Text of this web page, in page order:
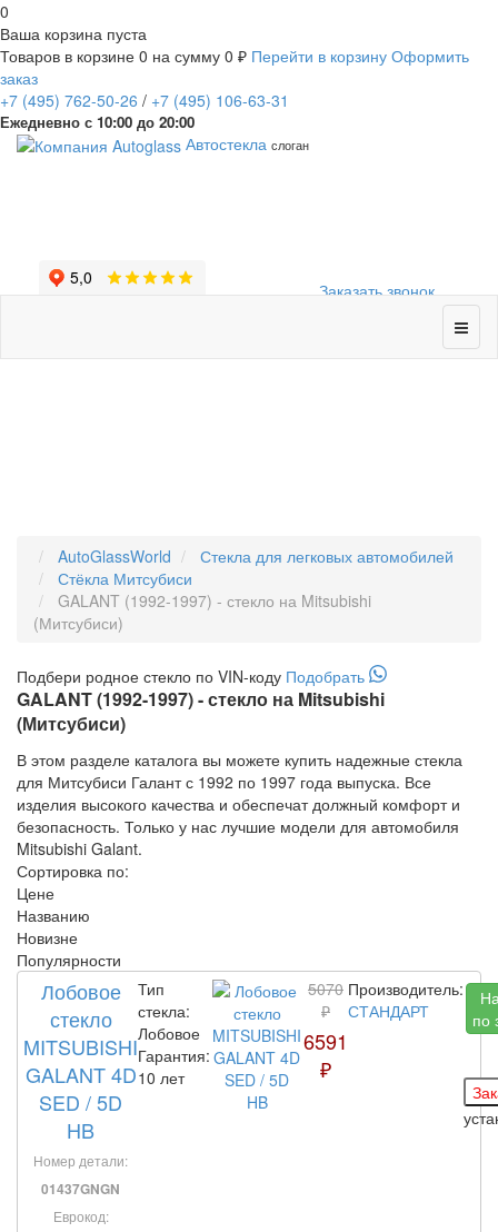
0
Ваша корзина пуста
Товаров в корзине 0 на сумму 0 ₽ Перейти в корзину Оформить
заказ
+7 (495) 762-50-26 / +7 (495) 106-63-31
Ежедневно с 10:00 до 20:00
Заказать звонок
Автостекла слоган
AutoGlassWorld
Стекла для легковых автомобилей
Стёкла Митсубиси
GALANT (1992-1997) - стекло на Mitsubishi
(Митсубиси)
Подбери родное стекло по VIN-коду Подобрать
GALANT (1992-1997) - стекло на Mitsubishi
(Митсубиси)
В этом разделе каталога вы можете купить надежные стекла
для Митсубиси Галант с 1992 по 1997 года выпуска. Все
изделия высокого качества и обеспечат должный комфорт и
безопасность. Только у нас лучшие модели для автомобиля
Mitsubishi Galant.
Сортировка по:
Цене
Названию
Новизне
Популярности
Лобовое
стекло
MITSUBISHI
GALANT 4D
SED / 5D
HB
Номер детали:
01437GNGN
Еврокод:
Тип
стекла:
Лобовое
Гарантия:
10 лет
5070
₽
6591
₽
Производитель:
СТАНДАРТ
по